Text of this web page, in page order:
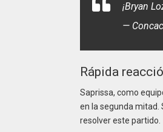
¡Bryan
—
Rápida
Saprissa, como
en la segunda mitad.
resolver este partido.